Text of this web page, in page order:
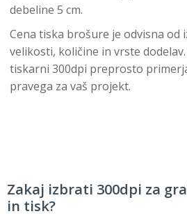
debeline 5 cm.
Cena tiska brošure je odvisna od
velikosti, količine in vrste
tiskarni 300dpi preprosto
pravega za vaš projekt.
Zakaj izbrati 300dpi za
in tisk?